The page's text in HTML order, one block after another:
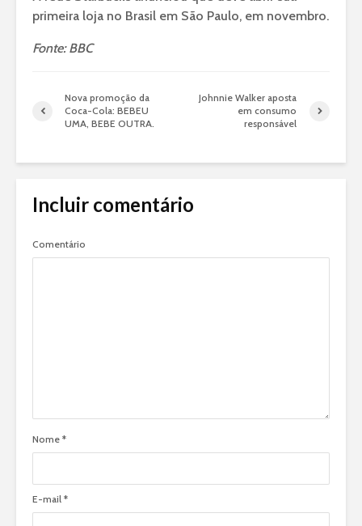
primeira loja no Brasil em São Paulo, em novembro.
Fonte: BBC
Nova promoção da
Coca-Cola: BEBEU
UMA, BEBE OUTRA.
Johnnie Walker aposta
em consumo
responsável
Incluir comentário
Comentário
Nome *
E-mail *